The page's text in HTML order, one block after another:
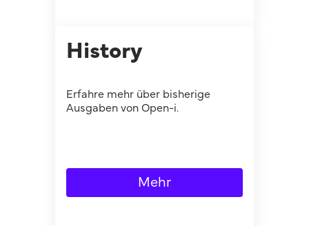
History
Erfahre mehr über bisherige
Ausgaben von Open-i.
Mehr